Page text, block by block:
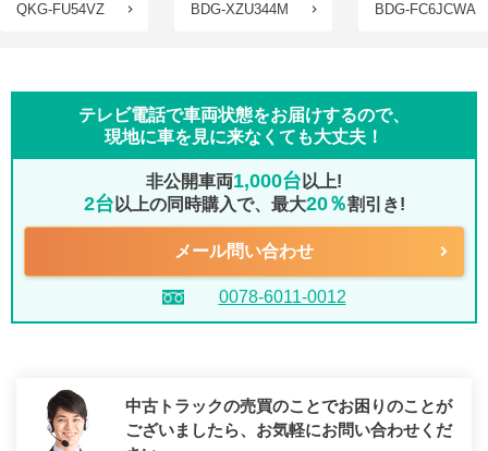
QKG-FU54VZ BDG-XZU344M BDG-FC6JCWA
テレビ電話で車両状態をお届けするので、
現地に車を見に来なくても大丈夫！
非公開車両1,000台以上!
2台以上の同時購入で、最大20％割引き!
メール問い合わせ
0078-6011-0012
中古トラックの売買のことでお困りのことが
ございましたら、 お気軽にお問い合わせくだ